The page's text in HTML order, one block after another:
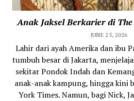
Anak Jaksel Berkarier di
JUNE 25, 2026
Lahir dari ayah Amerika dan ibu
tumbuh besar di Jakarta,
sekitar Pondok Indah dan
anak-anak kampung, hingga kini
York Times. Namun, bagi Nick,